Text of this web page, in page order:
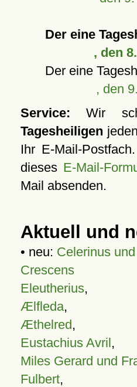
Der eine
, den
Der eine
, den
Service: Wir
Tagesheiligen
Ihr E-Mail-
dieses E-Mail-
Mail absenden.
Aktuell und
• neu: Celerinus
Crescens
Eleutherius,
Ælfleda,
Æthelred,
Eustachius Avril,
Miles Gerard und
Fulbert,